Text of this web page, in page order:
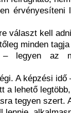
érvényesíteni
választ kell
minden
legyen az
A képzési idő
a lehető legtöbb,
tegyen szert.